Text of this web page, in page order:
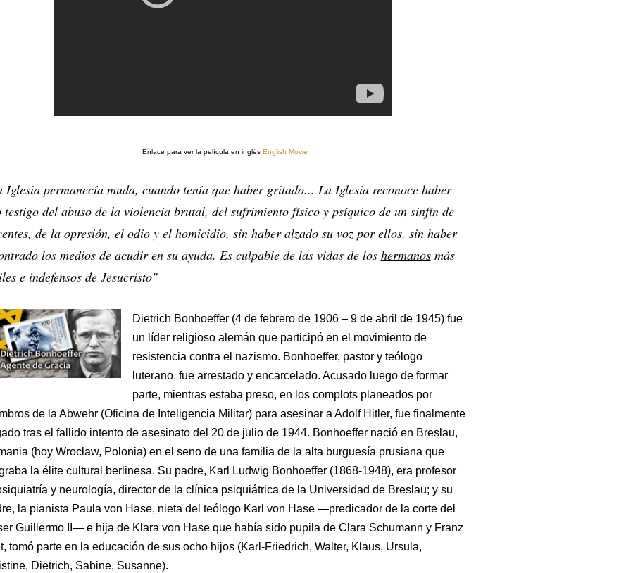
Enlace para ver la película en inglés English Movie
Iglesia permanecía muda, cuando tenía que haber gritado... La Iglesia reconoce haber
testigo del abuso de la violencia brutal, del sufrimiento físico y psíquico de un sinfín de
de la opresión, el odio y el homicidio, sin haber alzado su voz por ellos, sin haber
los medios de acudir en su ayuda. Es culpable de las vidas de los hermanosmás
e indefensos de Jesucristo"
Dietrich Bonhoeffer (4 de febrero de 1906 – 9 de abril de 1945) fue
un líder religioso alemán que participó en el movimiento de
resistencia contra el nazismo. Bonhoeffer, pastor y teólogo
luterano, fue arrestado y encarcelado. Acusado luego de formar
parte, mientras estaba preso, en los complots planeados por
de la Abwehr (Oficina de Inteligencia Militar) para asesinar a Adolf Hitler, fue finalmente
tras el fallido intento de asesinato del 20 de julio de 1944. Bonhoeffer nació en Breslau,
(hoy Wrocław, Polonia) en el seno de una familia de la alta burguesía prusiana que
la élite cultural berlinesa. Su padre, Karl Ludwig Bonhoeffer (1868-1948), era profesor
y neurología, director de la clínica psiquiátrica de la Universidad de Breslau; y su
la pianista Paula von Hase, nieta del teólogo Karl von Hase —predicador de la corte del
Guillermo II— e hija de Klara von Hase que había sido pupila de Clara Schumann y Franz
tomó parte en la educación de sus ocho hijos (Karl-Friedrich, Walter, Klaus, Ursula,
Dietrich, Sabine, Susanne).